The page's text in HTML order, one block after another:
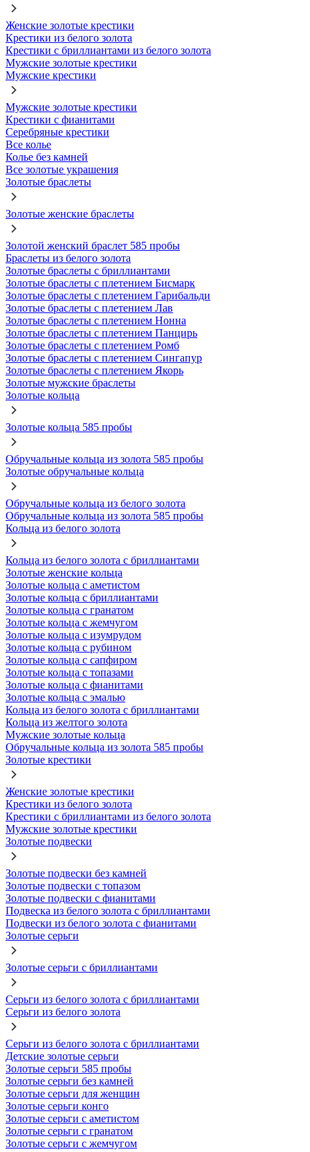
Женские золотые крестики
Крестики из белого золота
Крестики с бриллиантами из белого золота
Мужские золотые крестики
Мужские крестики
Мужские золотые крестики
Крестики с фианитами
Серебряные крестики
Все колье
Колье без камней
Все золотые украшения
Золотые браслеты
Золотые женские браслеты
Золотой женский браслет 585 пробы
Браслеты из белого золота
Золотые браслеты с бриллиантами
Золотые браслеты с плетением Бисмарк
Золотые браслеты с плетением Гарибальди
Золотые браслеты с плетением Лав
Золотые браслеты с плетением Нонна
Золотые браслеты с плетением Панцирь
Золотые браслеты с плетением Ромб
Золотые браслеты с плетением Сингапур
Золотые браслеты с плетением Якорь
Золотые мужские браслеты
Золотые кольца
Золотые кольца 585 пробы
Обручальные кольца из золота 585 пробы
Золотые обручальные кольца
Обручальные кольца из белого золота
Обручальные кольца из золота 585 пробы
Кольца из белого золота
Кольца из белого золота с бриллиантами
Золотые женские кольца
Золотые кольца с аметистом
Золотые кольца с бриллиантами
Золотые кольца с гранатом
Золотые кольца с жемчугом
Золотые кольца с изумрудом
Золотые кольца с рубином
Золотые кольца с сапфиром
Золотые кольца с топазами
Золотые кольца с фианитами
Золотые кольца с эмалью
Кольца из белого золота с бриллиантами
Кольца из желтого золота
Мужские золотые кольца
Обручальные кольца из золота 585 пробы
Золотые крестики
Женские золотые крестики
Крестики из белого золота
Крестики с бриллиантами из белого золота
Мужские золотые крестики
Золотые подвески
Золотые подвески без камней
Золотые подвески с топазом
Золотые подвески с фианитами
Подвеска из белого золота с бриллиантами
Подвески из белого золота с фианитами
Золотые серьги
Золотые серьги с бриллиантами
Серьги из белого золота с бриллиантами
Серьги из белого золота
Серьги из белого золота с бриллиантами
Детские золотые серьги
Золотые серьги 585 пробы
Золотые серьги без камней
Золотые серьги для женщин
Золотые серьги конго
Золотые серьги с аметистом
Золотые серьги с гранатом
Золотые серьги с жемчугом